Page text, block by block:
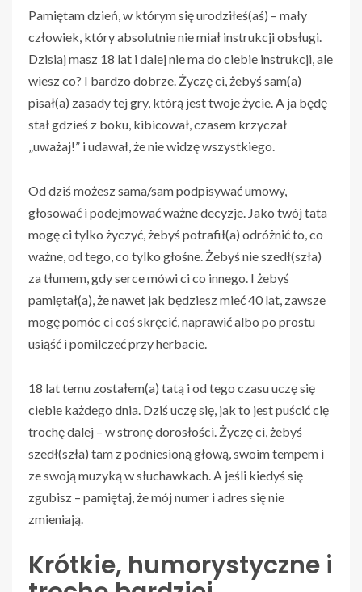
Pamiętam dzień, w którym się urodziłeś(aś) – mały
człowiek, który absolutnie nie miał instrukcji obsługi.
Dzisiaj masz 18 lat i dalej nie ma do ciebie instrukcji, ale
wiesz co? I bardzo dobrze. Życzę ci, żebyś sam(a)
pisał(a) zasady tej gry, którą jest twoje życie. A ja będę
stał gdzieś z boku, kibicował, czasem krzyczał
„uważaj!” i udawał, że nie widzę wszystkiego.
Od dziś możesz sama/sam podpisywać umowy,
głosować i podejmować ważne decyzje. Jako twój tata
mogę ci tylko życzyć, żebyś potrafił(a) odróżnić to, co
ważne, od tego, co tylko głośne. Żebyś nie szedł(szła)
za tłumem, gdy serce mówi ci co innego. I żebyś
pamiętał(a), że nawet jak będziesz mieć 40 lat, zawsze
mogę pomóc ci coś skręcić, naprawić albo po prostu
usiąść i pomilczeć przy herbacie.
18 lat temu zostałem(a) tatą i od tego czasu uczę się
ciebie każdego dnia. Dziś uczę się, jak to jest puścić cię
trochę dalej – w stronę dorosłości. Życzę ci, żebyś
szedł(szła) tam z podniesioną głową, swoim tempem i
ze swoją muzyką w słuchawkach. A jeśli kiedyś się
zgubisz – pamiętaj, że mój numer i adres się nie
zmieniają.
Krótkie, humorystyczne i